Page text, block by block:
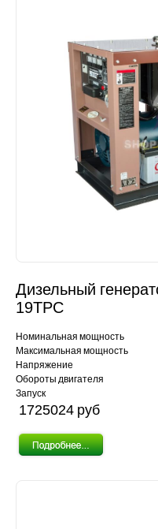
Дизельный
19TPC
Номинальная мощность
Максимальная мощность
Напряжение
Обороты двигателя
Запуск
1725024 pуб